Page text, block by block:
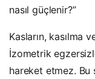
nasıl güçlenir?”
Kasların, kasılma
İzometrik
hareket etmez. Bu